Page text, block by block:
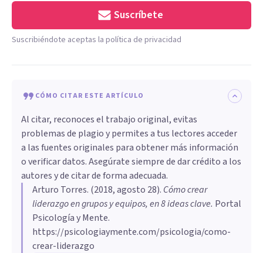
Suscríbete
Suscribiéndote aceptas la política de privacidad
CÓMO CITAR ESTE ARTÍCULO
Al citar, reconoces el trabajo original, evitas
problemas de plagio y permites a tus lectores acceder
a las fuentes originales para obtener más información
o verificar datos. Asegúrate siempre de dar crédito a los
autores y de citar de forma adecuada.
Arturo Torres. (2018, agosto 28). Cómo crear
liderazgo en grupos y equipos, en 8 ideas clave. Portal
Psicología y Mente.
https://psicologiaymente.com/psicologia/como-
crear-liderazgo